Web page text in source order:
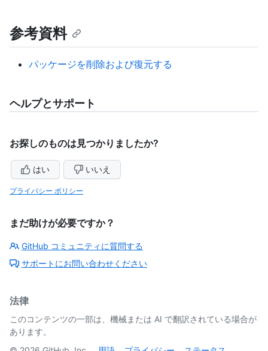
参考資料
パッケージを削除および復元する
ヘルプとサポート
お探しのものは見つかりましたか?
はい いいえ
プライバシー ポリシー
まだ助けが必要ですか？
GitHub コミュニティに質問する
サポートにお問い合わせください
法律
このコンテンツの一部は、機械または AI で翻訳されている場合が
あります。